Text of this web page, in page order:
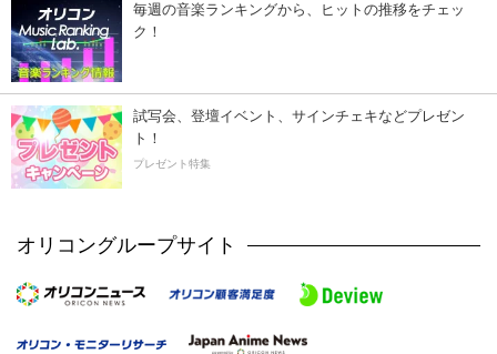
毎週の音楽ランキングから、ヒットの推移をチェッ
ク！
試写会、登壇イベント、サインチェキなどプレゼン
ト！
プレゼント特集
オリコングループサイト